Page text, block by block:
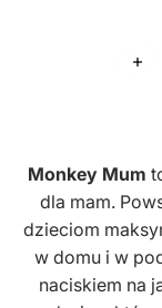
Monkey Mum
dla mam.
dzieciom
w domu i w
naciskiem na